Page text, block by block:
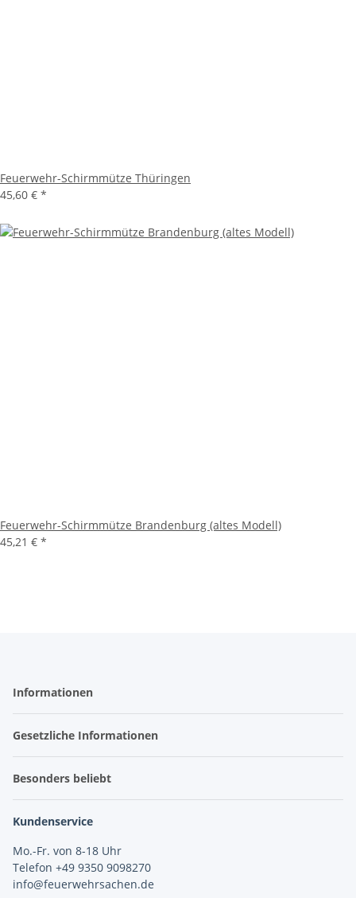
Feuerwehr-Schirmmütze Thüringen
45,60 € *
Feuerwehr-Schirmmütze Brandenburg (altes Modell)
45,21 € *
Informationen
Gesetzliche Informationen
Besonders beliebt
Kundenservice
Mo.-Fr. von 8-18 Uhr
Telefon +49 9350 9098270
info@feuerwehrsachen.de